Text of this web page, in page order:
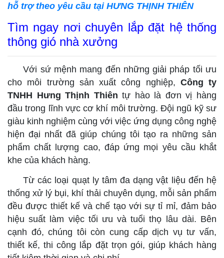
hỗ trợ theo yêu cầu tại HƯNG THỊNH THIÊN
Tìm ngay nơi chuyên lắp đặt hệ thống
thông gió nhà xưởng
Với sứ mệnh mang đến những giải pháp tối ưu
cho môi trường sản xuất công nghiệp, Công ty
TNHH Hưng Thịnh Thiên tự hào là đơn vị hàng
đầu trong lĩnh vực cơ khí môi trường. Đội ngũ kỹ sư
giàu kinh nghiệm cùng với việc ứng dụng công nghệ
hiện đại nhất đã giúp chúng tôi tạo ra những sản
phẩm chất lượng cao, đáp ứng mọi yêu cầu khắt
khe của khách hàng.
Từ các loại quạt ly tâm đa dạng vật liệu đến hệ
thống xử lý bụi, khí thải chuyên dụng, mỗi sản phẩm
đều được thiết kế và chế tạo với sự tỉ mỉ, đảm bảo
hiệu suất làm việc tối ưu và tuổi thọ lâu dài. Bên
cạnh đó, chúng tôi còn cung cấp dịch vụ tư vấn,
thiết kế, thi công lắp đặt trọn gói, giúp khách hàng